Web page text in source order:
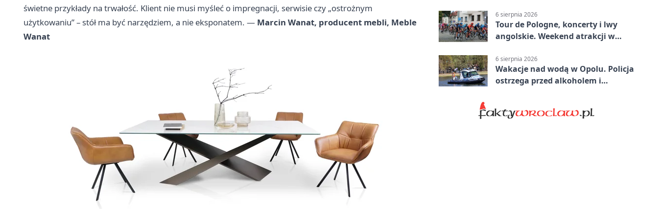
świetne przykłady na trwałość. Klient nie musi myśleć o impregnacji, serwisie czy „ostrożnym
użytkowaniu” – stół ma być narzędziem, a nie eksponatem. — Marcin Wanat, producent mebli, Meble
Wanat
6 sierpnia 2026
Tour de Pologne, koncerty i lwy
angolskie. Weekend atrakcji w
6 sierpnia 2026
Wakacje nad wodą w Opolu. Policja
ostrzega przed alkoholem i